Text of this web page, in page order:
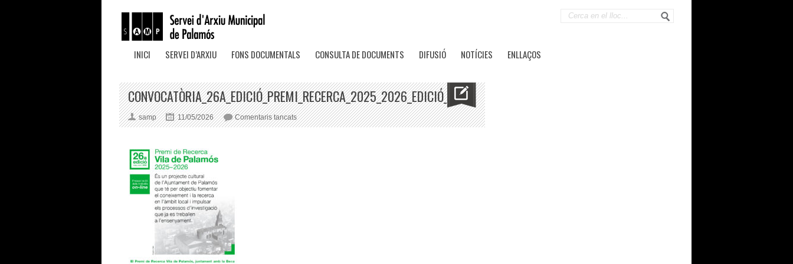
INICI SERVEI D’ARXIU FONS DOCUMENTALS CONSULTA DE DOCUMENTS DIFUSIÓ NOTÍCIES ENLLAÇOS
CONVOCATÒRIA_26A_EDICIÓ_PREMI_RECERCA_2025_2026_EDICIÓ_A4_PAGE1
samp 11/05/2026 Comentaris tancatsa
Convocatòria_26a_edició_Premi_Recerca_2025_2026_edició_A4_Page1